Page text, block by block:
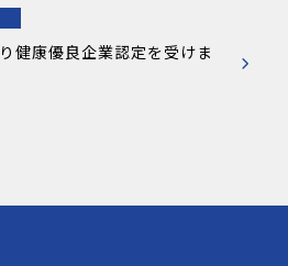
健康優良企業認定を受けま